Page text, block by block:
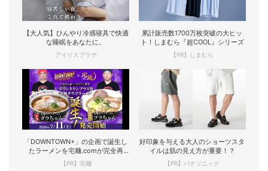
【大人気】ひんやり冷感寝具で快適
な睡眠をあなたに。
アイリスプラザ
累計販売数1700万枚突破の大ヒッ
ト！しまむら『超COOL』シリーズ
【PR】しまむら
「DOWNTOWN+」の企画で誕生し
たラーメンを宅麺.comが完全再
現！
【PR】宅麺
好印象を与える大人のショーツスタ
イルは肌の見え方が重要！？
【PR】パナソニック